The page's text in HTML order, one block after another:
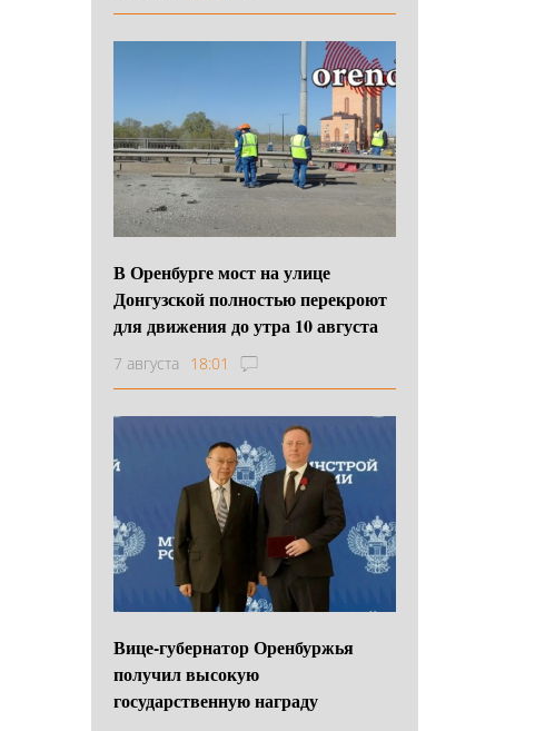
В Оренбурге мост на улице
Донгузской полностью перекроют
для движения до утра 10 августа
7 августа 18:01
Вице-губернатор Оренбуржья
получил высокую
государственную награду